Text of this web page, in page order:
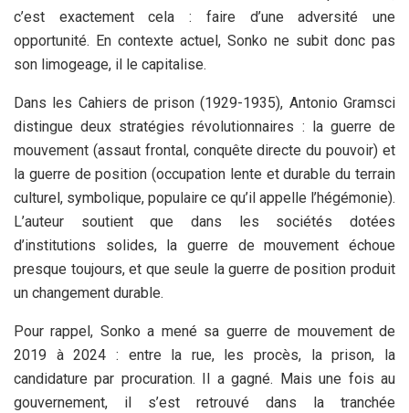
c’est exactement cela : faire d’une adversité une
opportunité. En contexte actuel, Sonko ne subit donc pas
son limogeage, il le capitalise.
Dans les Cahiers de prison (1929-1935), Antonio Gramsci
distingue deux stratégies révolutionnaires : la guerre de
mouvement (assaut frontal, conquête directe du pouvoir) et
la guerre de position (occupation lente et durable du terrain
culturel, symbolique, populaire ce qu’il appelle l’hégémonie).
L’auteur soutient que dans les sociétés dotées
d’institutions solides, la guerre de mouvement échoue
presque toujours, et que seule la guerre de position produit
un changement durable.
Pour rappel, Sonko a mené sa guerre de mouvement de
2019 à 2024 : entre la rue, les procès, la prison, la
candidature par procuration. Il a gagné. Mais une fois au
gouvernement, il s’est retrouvé dans la tranchée